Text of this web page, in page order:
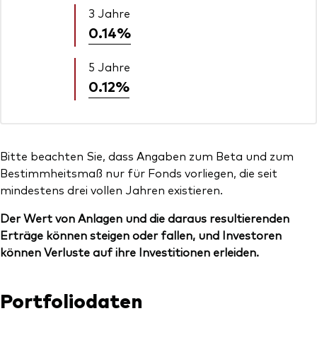
3 Jahre
0.14%
5 Jahre
0.12%
Bitte beachten Sie, dass Angaben zum Beta und zum
Bestimmheitsmaß nur für Fonds vorliegen, die seit
mindestens drei vollen Jahren existieren.
Der Wert von Anlagen und die daraus resultierenden
Erträge können steigen oder fallen, und Investoren
können Verluste auf ihre Investitionen erleiden.
Portfoliodaten